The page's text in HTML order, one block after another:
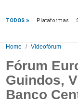
TODOS Plataformas
Home Videofórum
Fórum
Guindos,
Banco